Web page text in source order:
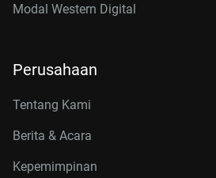
Modal Western Digital
Perusahaan
Tentang Kami
Berita & Acara
Kepemimpinan